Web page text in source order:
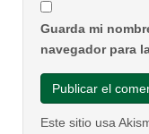
Guarda mi
navegador para
Este sitio usa